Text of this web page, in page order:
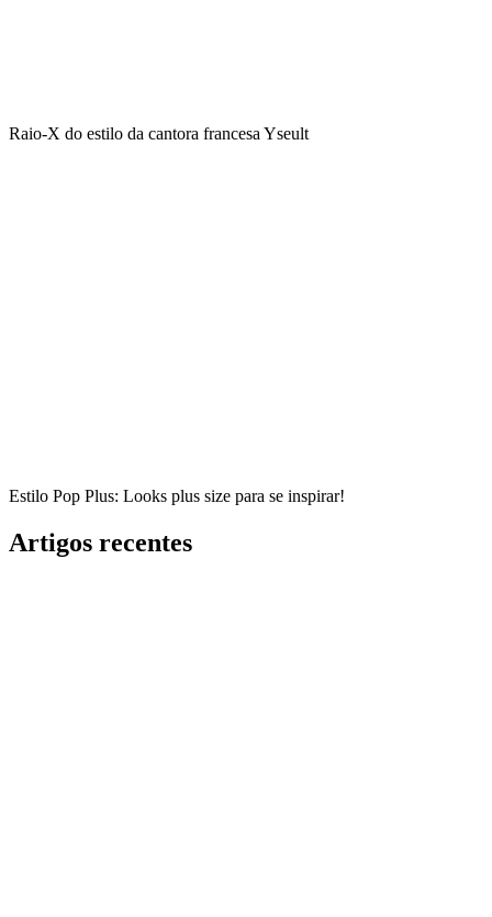
Raio-X do estilo da cantora francesa Yseult
Estilo Pop Plus: Looks plus size para se inspirar!
Artigos recentes